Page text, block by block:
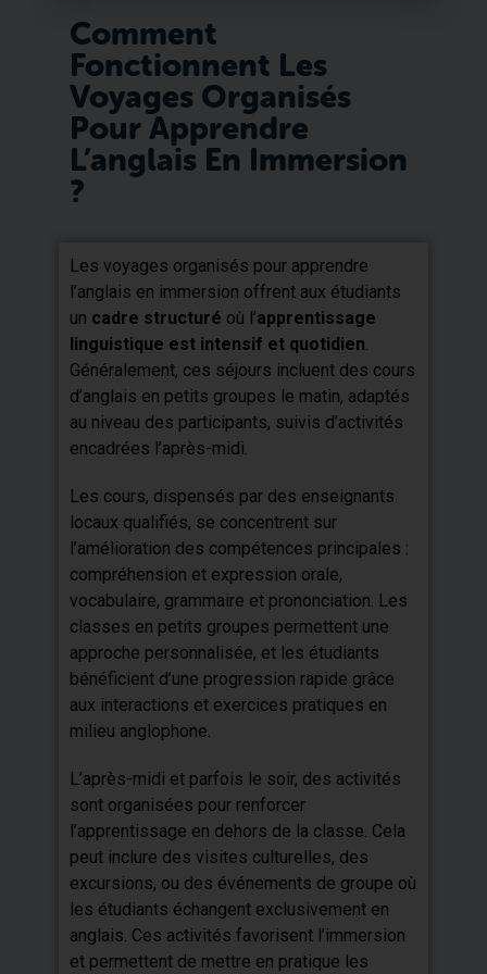
Comment
Fonctionnent Les
Voyages Organisés
Pour Apprendre
L’anglais En Immersion
?
Les voyages organisés pour apprendre
l’anglais en immersion offrent aux étudiants
un cadre structuré où l’apprentissage
linguistique est intensif et quotidien.
Généralement, ces séjours incluent des cours
d’anglais en petits groupes le matin, adaptés
au niveau des participants, suivis d’activités
encadrées l’après-midi.
Les cours, dispensés par des enseignants
locaux qualifiés, se concentrent sur
l’amélioration des compétences principales :
compréhension et expression orale,
vocabulaire, grammaire et prononciation. Les
classes en petits groupes permettent une
approche personnalisée, et les étudiants
bénéficient d’une progression rapide grâce
aux interactions et exercices pratiques en
milieu anglophone.
L’après-midi et parfois le soir, des activités
sont organisées pour renforcer
l’apprentissage en dehors de la classe. Cela
peut inclure des visites culturelles, des
excursions, ou des événements de groupe où
les étudiants échangent exclusivement en
anglais. Ces activités favorisent l’immersion
et permettent de mettre en pratique les